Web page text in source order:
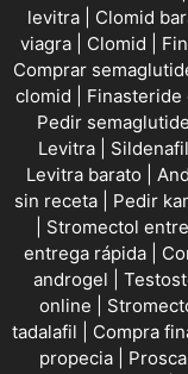
levitra
Clomid
viagra
Clomid
Comprar
clomid
Finasteride
Pedir semaglutide
Levitra
Sildenafil
Levitra barato
sin receta
Pedir
Stromectol
entrega rápida
androgel
online
tadalafil
Compra
propecia